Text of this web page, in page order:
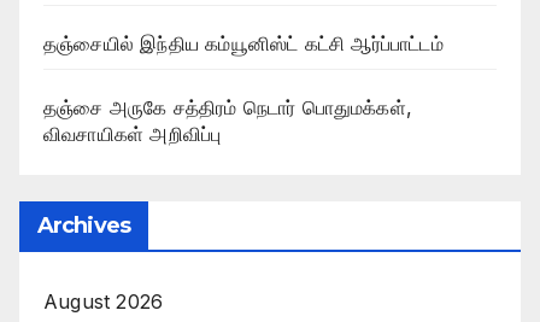
தஞ்சையில் இந்திய கம்யூனிஸ்ட் கட்சி ஆர்ப்பாட்டம்
தஞ்சை அருகே சத்திரம் நெடார் பொதுமக்கள்,
விவசாயிகள் அறிவிப்பு
Archives
August 2026